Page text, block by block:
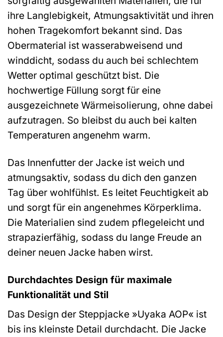
ihre Langlebigkeit, Atmungsaktivität und ihren
hohen Tragekomfort bekannt sind. Das
Obermaterial ist wasserabweisend und
winddicht, sodass du auch bei schlechtem
Wetter optimal geschützt bist. Die
hochwertige Füllung sorgt für eine
ausgezeichnete Wärmeisolierung, ohne dabei
aufzutragen. So bleibst du auch bei kalten
Temperaturen angenehm warm.
Das Innenfutter der Jacke ist weich und
atmungsaktiv, sodass du dich den ganzen
Tag über wohlfühlst. Es leitet Feuchtigkeit ab
und sorgt für ein angenehmes Körperklima.
Die Materialien sind zudem pflegeleicht und
strapazierfähig, sodass du lange Freude an
deiner neuen Jacke haben wirst.
Durchdachtes Design für maximale
Funktionalität und Stil
Das Design der Steppjacke »Uyaka AOP« ist
bis ins kleinste Detail durchdacht. Die Jacke